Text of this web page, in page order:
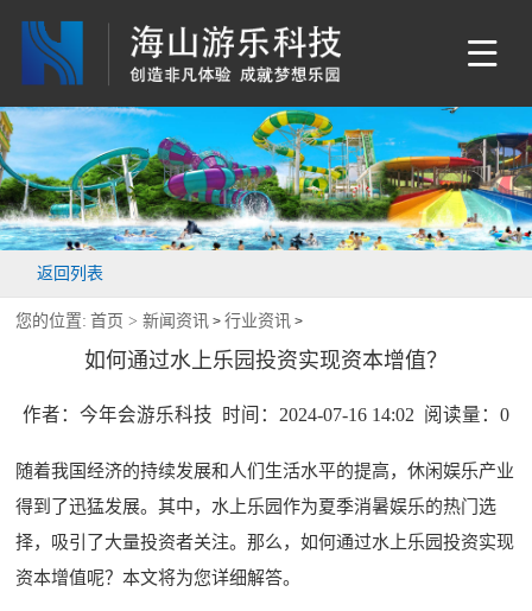
返回列表
您的位置: 首页 >新闻资讯 >行业资讯 >
如何通过水上乐园投资实现资本增值？
作者：今年会游乐科技 时间：2024-07-16 14:02 阅读量： 0
随着我国经济的持续发展和人们生活水平的提高，休闲娱乐产业
得到了迅猛发展。其中，水上乐园作为夏季消暑娱乐的热门选
择，吸引了大量投资者关注。那么，如何通过水上乐园投资实现
资本增值呢？本文将为您详细解答。